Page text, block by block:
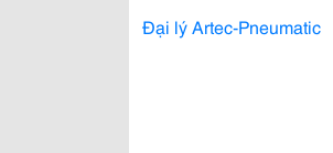
Đại lý Artec-Pneumatic